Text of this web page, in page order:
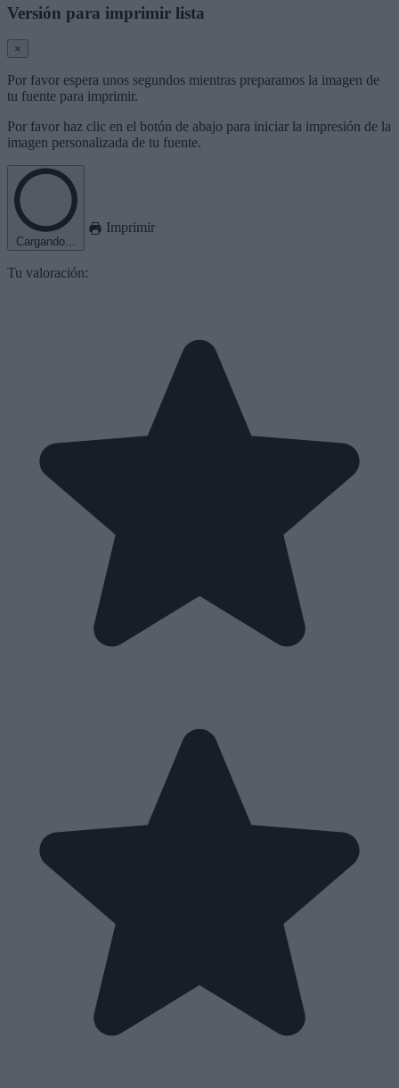
Versión para imprimir lista
×
Por favor espera unos segundos mientras preparamos la imagen de
tu fuente para imprimir.
Por favor haz clic en el botón de abajo para iniciar la impresión de la
imagen personalizada de tu fuente.
Cargando...
Imprimir
Tu valoración: